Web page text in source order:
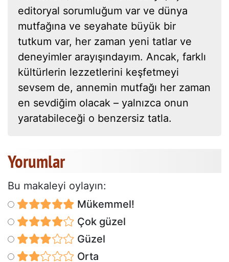
editoryal sorumluğum var ve dünya
mutfağına ve seyahate büyük bir
tutkum var, her zaman yeni tatlar ve
deneyimler arayışındayım. Ancak, farklı
kültürlerin lezzetlerini keşfetmeyi
sevsem de, annemin mutfağı her zaman
en sevdiğim olacak – yalnızca onun
yaratabileceği o benzersiz tatla.
Yorumlar
Bu makaleyi oylayın:
Mükemmel!
Çok güzel
Güzel
Orta